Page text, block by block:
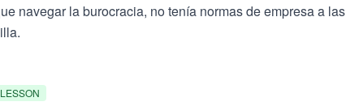
navegar la burocracia, no tenía normas de empresa a
LESSON